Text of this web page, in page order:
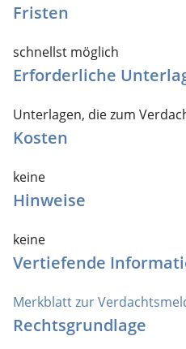
Fristen
schnellst möglich
Erforderliche
Unterlagen, die zum
Kosten
keine
Hinweise
keine
Vertiefende
Merkblatt zur
Rechtsgrundlage